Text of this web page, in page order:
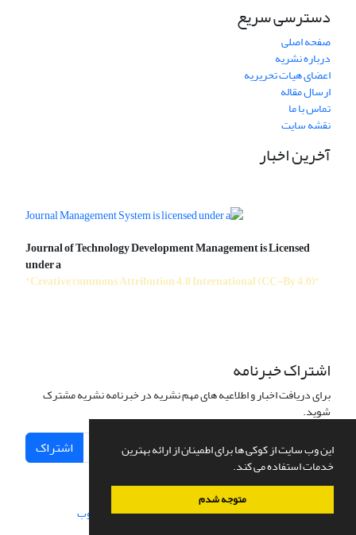
این وب سایت از کوکی ها برای اطمینان از ارائه بهترین
خدمات استفاده می کند.
متوجه شدم
دسترسی سریع
صفحه اصلی
درباره نشریه
اعضای هیات تحریریه
ارسال مقاله
تماس با ما
نقشه سایت
آخرین اخبار
Journal of Technology Development Management is Licensed
under a
"Creative commons Attribution 4.0 International (CC-By 4.0)"
اشتراک خبرنامه
برای دریافت اخبار و اطلاعیه های مهم نشریه در خبرنامه نشریه مشترک
شوید.
اشتراک
سامانه مدیریت نشریات علمی.طراحی و پیاده سازی از سیناوب